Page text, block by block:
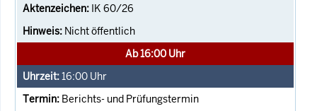
IK 60/26
Nicht öffentlich
Ab 16:00 Uhr
16:00 Uhr
Berichts- und Prüfungstermin